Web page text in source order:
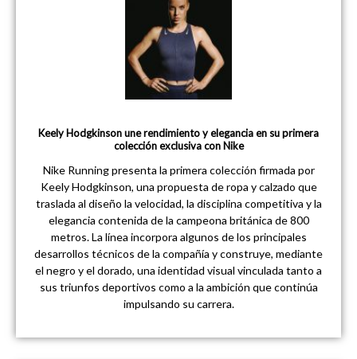
Keely Hodgkinson une rendimiento y elegancia en su primera
colección exclusiva con Nike
Nike Running presenta la primera colección firmada por
Keely Hodgkinson, una propuesta de ropa y calzado que
traslada al diseño la velocidad, la disciplina competitiva y la
elegancia contenida de la campeona británica de 800
metros. La línea incorpora algunos de los principales
desarrollos técnicos de la compañía y construye, mediante
el negro y el dorado, una identidad visual vinculada tanto a
sus triunfos deportivos como a la ambición que continúa
impulsando su carrera.